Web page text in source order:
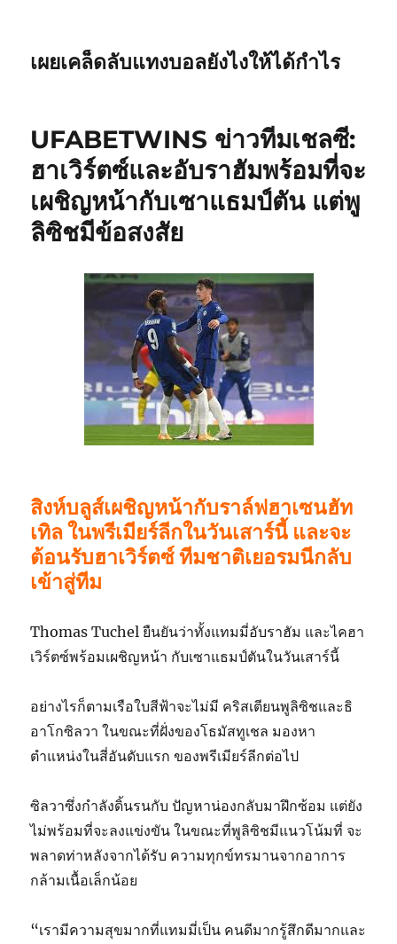
เผยเคล็ดลับแทงบอลยังไงให้ได้กำไร
UFABETWINS ข่าวทีมเชลซี:
ฮาเวิร์ตซ์และอับราฮัมพร้อมที่จะ
เผชิญหน้ากับเซาแธมป์ตัน แต่พู
ลิซิชมีข้อสงสัย
สิงห์บลูส์เผชิญหน้ากับราล์ฟฮาเซนฮัท
เทิล ในพรีเมียร์ลีกในวันเสาร์นี้ และจะ
ต้อนรับฮาเวิร์ตซ์ ทีมชาติเยอรมนีกลับ
เข้าสู่ทีม
Thomas Tuchel ยืนยันว่าทั้งแทมมี่อับราฮัม และไคฮา
เวิร์ตซ์พร้อมเผชิญหน้า กับเซาแธมป์ตันในวันเสาร์นี้
อย่างไรก็ตามเรือใบสีฟ้าจะไม่มี คริสเตียนพูลิซิชและธิ
อาโกซิลวา ในขณะที่ฝั่งของโธมัสทูเชล มองหา
ตำแหน่งในสี่อันดับแรก ของพรีเมียร์ลีกต่อไป
ซิลวาซึ่งกำลังดิ้นรนกับ ปัญหาน่องกลับมาฝึกซ้อม แต่ยัง
ไม่พร้อมที่จะลงแข่งขัน ในขณะที่พูลิซิชมีแนวโน้มที่ จะ
พลาดท่าหลังจากได้รับ ความทุกข์ทรมานจากอาการ
กล้ามเนื้อเล็กน้อย
“เรามีความสุขมากที่แทมมี่เป็น คนดีมากรู้สึกดีมากและ